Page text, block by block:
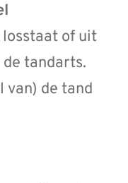
losstaat of uit
tandarts.
van) de tand